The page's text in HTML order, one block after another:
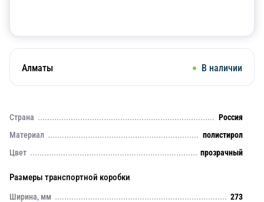
Алматы В наличии
Страна
Россия
Материал
полистирол
Цвет
прозрачный
Размеры транспортной коробки
Ширина, мм
273